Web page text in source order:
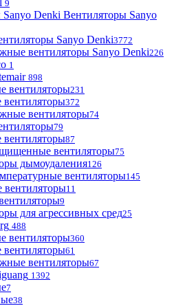
9
Вентиляторы Sanyo
Sanyo Denki3772
вентиляторы Sanyo Denki226
1
898
вентиляторы231
372
вентиляторы74
79
87
вентиляторы75
дымоудаления126
вентиляторы145
11
9
для агрессивных сред25
488
вентиляторы360
61
вентиляторы67
1392
7
38